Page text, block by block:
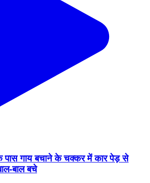
पास गाय बचाने के चक्कर में कार पेड़ से
बाल बचे